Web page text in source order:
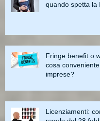
quando spetta la
Fringe benefit o
cosa
imprese?
Licenziamenti:
regole dal 28